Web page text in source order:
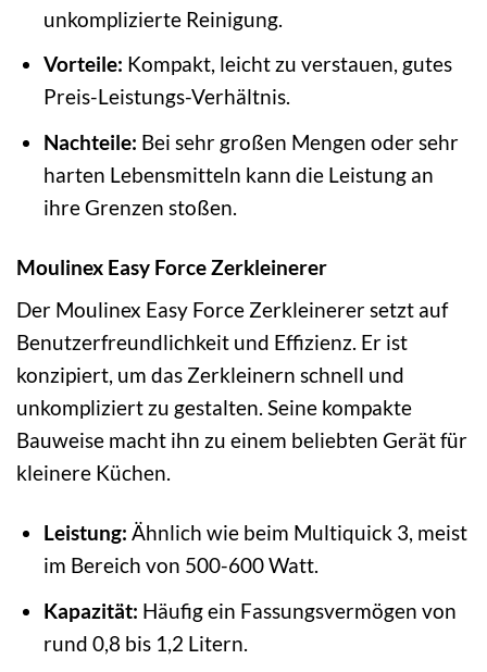
unkomplizierte Reinigung.
Vorteile: Kompakt, leicht zu verstauen, gutes
Preis-Leistungs-Verhältnis.
Nachteile: Bei sehr großen Mengen oder sehr
harten Lebensmitteln kann die Leistung an
ihre Grenzen stoßen.
Moulinex Easy Force Zerkleinerer
Der Moulinex Easy Force Zerkleinerer setzt auf
Benutzerfreundlichkeit und Effizienz. Er ist
konzipiert, um das Zerkleinern schnell und
unkompliziert zu gestalten. Seine kompakte
Bauweise macht ihn zu einem beliebten Gerät für
kleinere Küchen.
Leistung: Ähnlich wie beim Multiquick 3, meist
im Bereich von 500-600 Watt.
Kapazität: Häufig ein Fassungsvermögen von
rund 0,8 bis 1,2 Litern.